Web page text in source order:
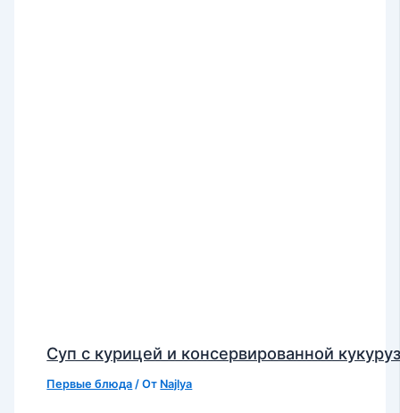
Суп с курицей и консервированной
Первые блюда / От Najlya